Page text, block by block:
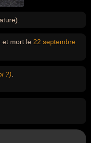
et mort le 22 septembre
?)